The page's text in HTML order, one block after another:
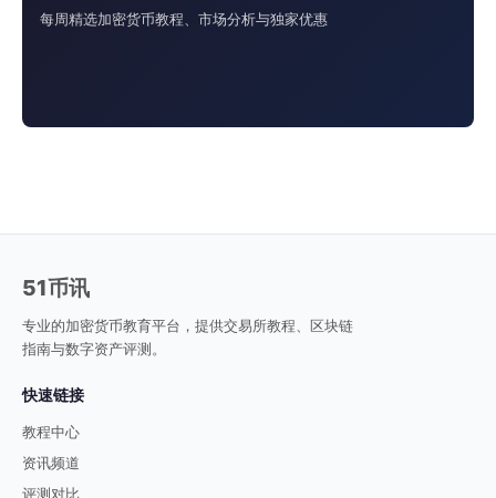
每周精选加密货币教程、市场分析与独家优惠
51币讯
专业的加密货币教育平台，提供交易所教程、区块链
指南与数字资产评测。
快速链接
教程中心
资讯频道
评测对比